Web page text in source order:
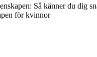
Så känner du dig
för kvinnor